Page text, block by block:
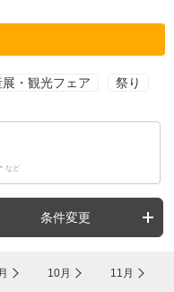
・観光フェア 祭り
など
条件変更
10月 11月